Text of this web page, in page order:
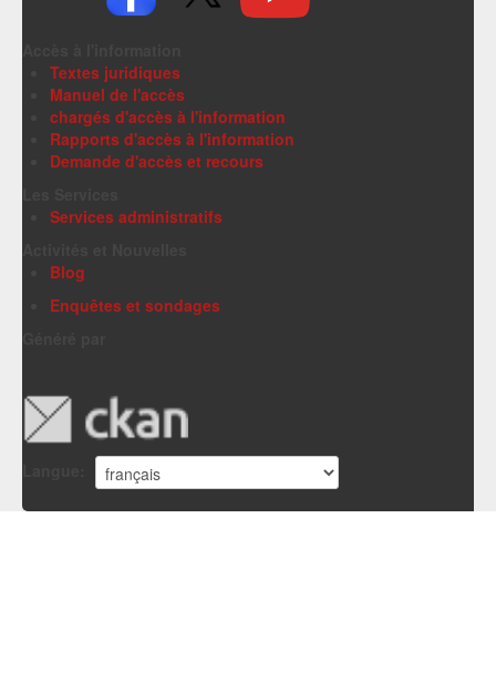
Textes juridiques
Manuel de l'accès
chargés d'accès à l'information
Rapports d'accès à l'information
Demande d'accès et recours
Services administratifs
Blog
Enquêtes et sondages